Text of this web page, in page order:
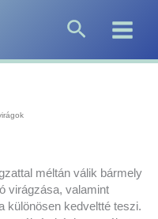
Search
méltán válik bármely
virágzása, valamint
különösen kedveltté teszi.